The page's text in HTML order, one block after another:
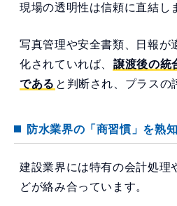
現場の透明性は信頼に直結し
写真管理や安全書類、日報が
化されていれば、 譲渡後の統
である と判断され、プラスの
防水業界の「商習慣」を熟
建設業界には特有の会計処理
どが絡み合っています。